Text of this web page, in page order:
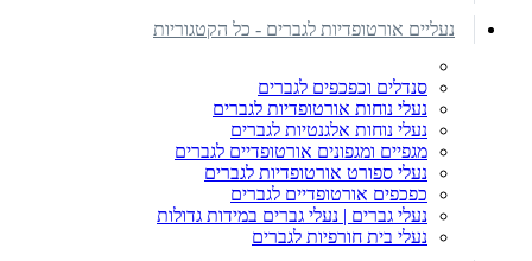
נעליים אורטופדיות לגברים - כל הקטגוריות
סנדלים וכפכפים לגברים
נעלי נוחות אורטופדיות לגברים
נעלי נוחות אלגנטיות לגברים
מגפיים ומגפונים אורטופדיים לגברים
נעלי ספורט אורטופדיות לגברים
כפכפים אורטופדיים לגברים
נעלי גברים | נעלי גברים במידות גדולות
נעלי בית חורפיות לגברים